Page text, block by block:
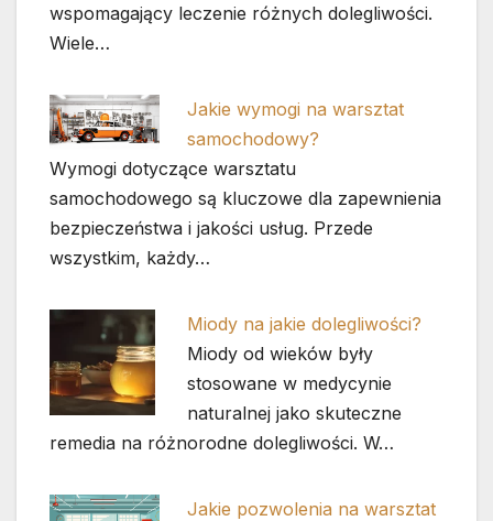
wspomagający leczenie różnych dolegliwości.
Wiele…
Jakie wymogi na warsztat
samochodowy?
Wymogi dotyczące warsztatu
samochodowego są kluczowe dla zapewnienia
bezpieczeństwa i jakości usług. Przede
wszystkim, każdy…
Miody na jakie dolegliwości?
Miody od wieków były
stosowane w medycynie
naturalnej jako skuteczne
remedia na różnorodne dolegliwości. W…
Jakie pozwolenia na warsztat